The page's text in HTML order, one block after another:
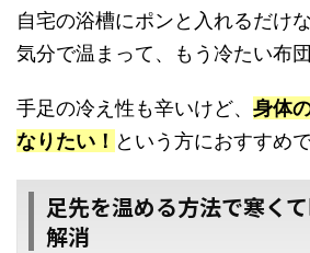
自宅の浴槽にポンと入れるだけ
気分で温まって、もう冷たい布
手足の冷え性も辛いけど、 身体
なりたい！ という方におすすめで
足先を温める方法で寒く
解消